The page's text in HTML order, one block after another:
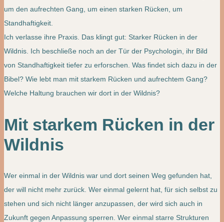
um den aufrechten Gang, um einen starken Rücken, um
Standhaftigkeit.
Ich verlasse ihre Praxis. Das klingt gut: Starker Rücken in der
Wildnis. Ich beschließe noch an der Tür der Psychologin, ihr Bild
von Standhaftigkeit tiefer zu erforschen. Was findet sich dazu in der
Bibel? Wie lebt man mit starkem Rücken und aufrechtem Gang?
Welche Haltung brauchen wir dort in der Wildnis?
Mit starkem Rücken in der
Wildnis
Wer einmal in der Wildnis war und dort seinen Weg gefunden hat,
der will nicht mehr zurück. Wer einmal gelernt hat, für sich selbst zu
stehen und sich nicht länger anzupassen, der wird sich auch in
Zukunft gegen Anpassung sperren. Wer einmal starre Strukturen